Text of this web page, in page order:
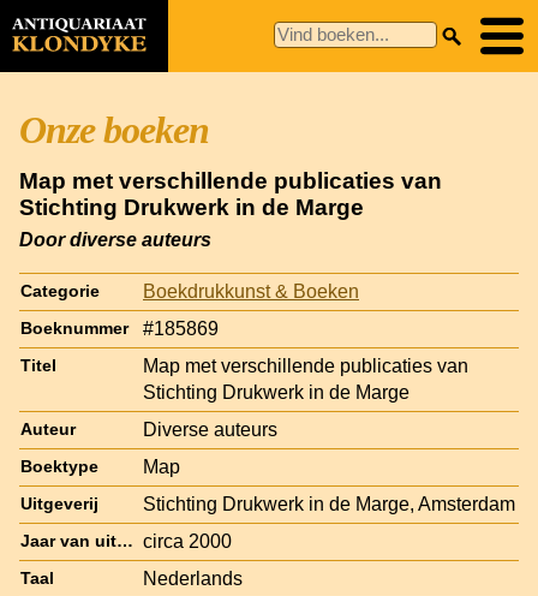
Onze boeken
Map met verschillende publicaties van
Stichting Drukwerk in de Marge
Door diverse auteurs
Categorie Boekdrukkunst & Boeken
Boeknummer #185869
Titel
Map met verschillende publicaties van
Stichting Drukwerk in de Marge
Auteur Diverse auteurs
Boektype Map
Uitgeverij Stichting Drukwerk in de Marge, Amsterdam
Jaar van uitgave circa 2000
Taal Nederlands